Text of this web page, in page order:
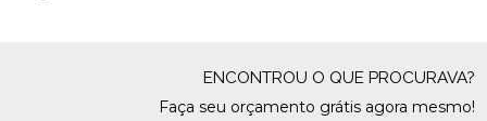
ENCONTROU O QUE PROCURAVA?
Faça seu orçamento grátis agora mesmo!